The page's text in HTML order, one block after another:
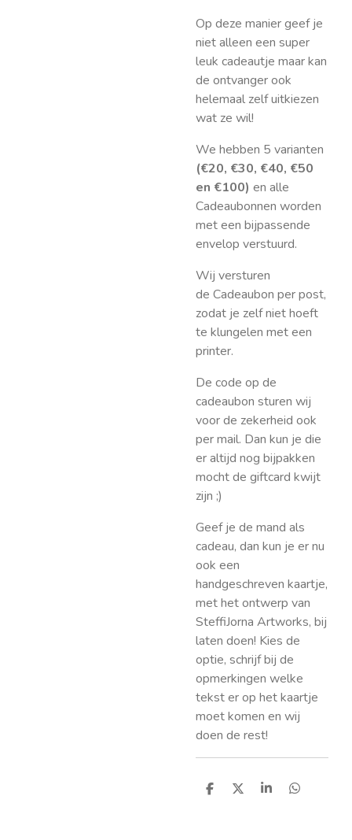
Op deze manier geef je
niet alleen een super
leuk cadeautje maar kan
de ontvanger ook
helemaal zelf uitkiezen
wat ze wil!
We hebben 5 varianten
(€20, €30, €40, €50
en €100) en alle
Cadeaubonnen worden
met een bijpassende
envelop verstuurd.
Wij versturen
de Cadeaubon per post,
zodat je zelf niet hoeft
te klungelen met een
printer.
De code op de
cadeaubon sturen wij
voor de zekerheid ook
per mail. Dan kun je die
er altijd nog bijpakken
mocht de giftcard kwijt
zijn ;)
Geef je de mand als
cadeau, dan kun je er nu
ook een
handgeschreven kaartje,
met het ontwerp van
SteffiJorna Artworks, bij
laten doen! Kies de
optie, schrijf bij de
opmerkingen welke
tekst er op het kaartje
moet komen en wij
doen de rest!
D
D
S
D